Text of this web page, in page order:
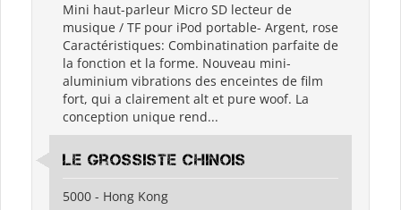
Mini haut-parleur Micro SD lecteur de
musique / TF pour iPod portable- Argent, rose
Caractéristiques: Combinatination parfaite de
la fonction et la forme. Nouveau mini-
aluminium vibrations des enceintes de film
fort, qui a clairement alt et pure woof. La
conception unique rend...
Le grossiste chinois
5000 - Hong Kong